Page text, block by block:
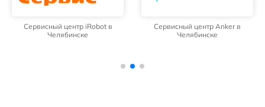
Сервисный центр iRobot в
Челябинске
Сервисный центр Anker в
Челябинске